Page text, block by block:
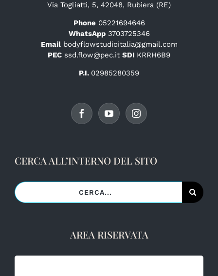
Via Togliatti, 5, 42048, Rubiera (RE)
Phone05221694646
WhatsApp3703725346
Email bodyflowstudioitalia@gmail.com
PEC ssd.flow@pec.it SDI KRRH6B9
P.I. 02985280359
CERCA ALL’INTERNO DEL SITO
Cerca
per:
AREA RISERVATA